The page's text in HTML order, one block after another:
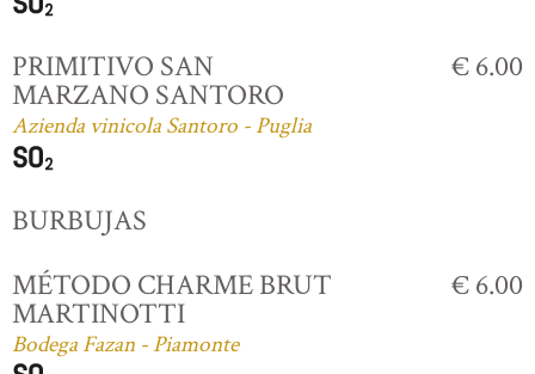
PRIMITIVO SAN
MARZANO SANTORO
Azienda vinicola Santoro - Puglia
€ 6.00
BURBUJAS
MÉTODO CHARME BRUT
MARTINOTTI
Bodega Fazan - Piamonte
€ 6.00